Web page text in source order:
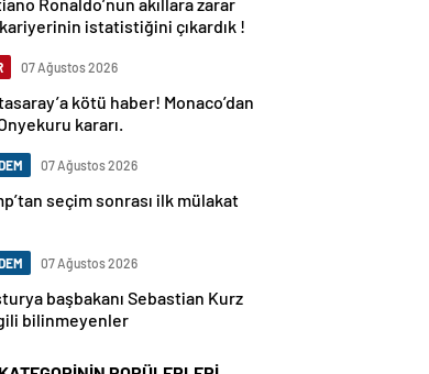
Ronaldo’nun akıllara zarar
istatistiğini çıkardık !
07 Ağustos 2026
kötü haber! Monaco’dan
kararı.
07 Ağustos 2026
seçim sonrası ilk mülakat
07 Ağustos 2026
başbakanı Sebastian Kurz
bilinmeyenler